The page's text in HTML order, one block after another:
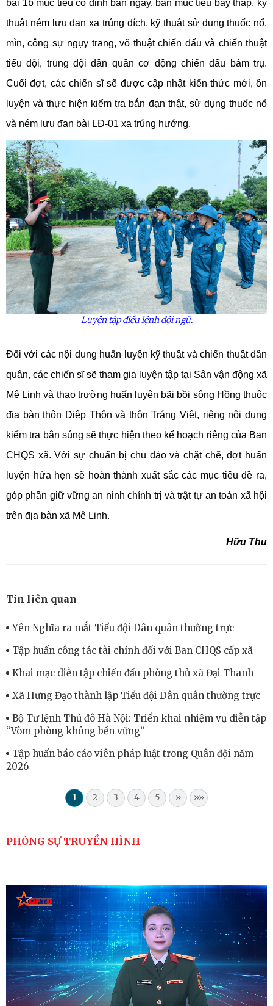
bài 1b mục tiêu cố định ban ngày, bắn mục tiêu bay thấp, kỹ
thuật ném lựu đạn xa trúng đích, kỹ thuật sử dụng thuốc nổ,
mìn, công sự ngụy trang, võ thuật chiến đấu và chiến thuật
tiểu đội, trung đội dân quân cơ động chiến đấu bám trụ.
Cuối đợt, các chiến sĩ sẽ được cập nhật kiến thức mới, ôn
luyện và thực hiện kiểm tra bắn đạn thật, sử dụng thuốc nổ
và ném lựu đạn bài LĐ-01 xa trúng hướng.
Luyện tập điều lệnh đội ngũ.
Đối với các nội dung huấn luyện kỹ thuật và chiến thuật dân
quân, các chiến sĩ sẽ tham gia luyện tập tại Sân vận động xã
Mê Linh và thao trường huấn luyện bãi bồi sông Hồng thuộc
địa bàn thôn Diệp Thôn và thôn Tráng Việt, riêng nội dung
kiểm tra bắn súng sẽ thực hiện theo kế hoạch riêng của Ban
CHQS xã. Với sự chuẩn bị chu đáo và chặt chẽ, đợt huấn
luyện hứa hẹn sẽ hoàn thành xuất sắc các mục tiêu đề ra,
góp phần giữ vững an ninh chính trị và trật tự an toàn xã hội
trên địa bàn xã Mê Linh.
Hữu Thu
Tin liên quan
Yên Nghĩa ra mắt Tiểu đội Dân quân thường trực
Tập huấn công tác tài chính đối với Ban CHQS cấp xã
Khai mạc diễn tập chiến đấu phòng thủ xã Đại Thanh
Xã Hưng Đạo thành lập Tiểu đội Dân quân thường trực
Bộ Tư lệnh Thủ đô Hà Nội: Triển khai nhiệm vụ diễn tập
“Vòm phòng không bền vững”
Tập huấn báo cáo viên pháp luật trong Quân đội năm
2026
1 2 3 4 5 » »»
PHÓNG SỰ TRUYỀN HÌNH